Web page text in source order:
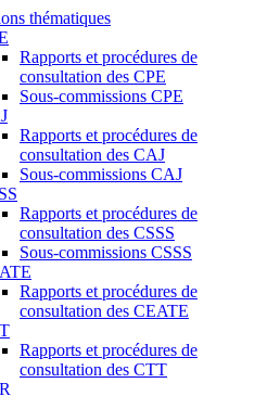
thématiques
Rapports et procédures de
consultation des CPE
Sous-commissions CPE
Rapports et procédures de
consultation des CAJ
Sous-commissions CAJ
Rapports et procédures de
consultation des CSSS
Sous-commissions CSSS
Rapports et procédures de
consultation des CEATE
Rapports et procédures de
consultation des CTT